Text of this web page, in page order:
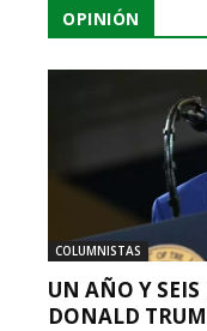
OPINIÓN
COLUMNISTAS
UN AÑO Y SEIS
DONALD